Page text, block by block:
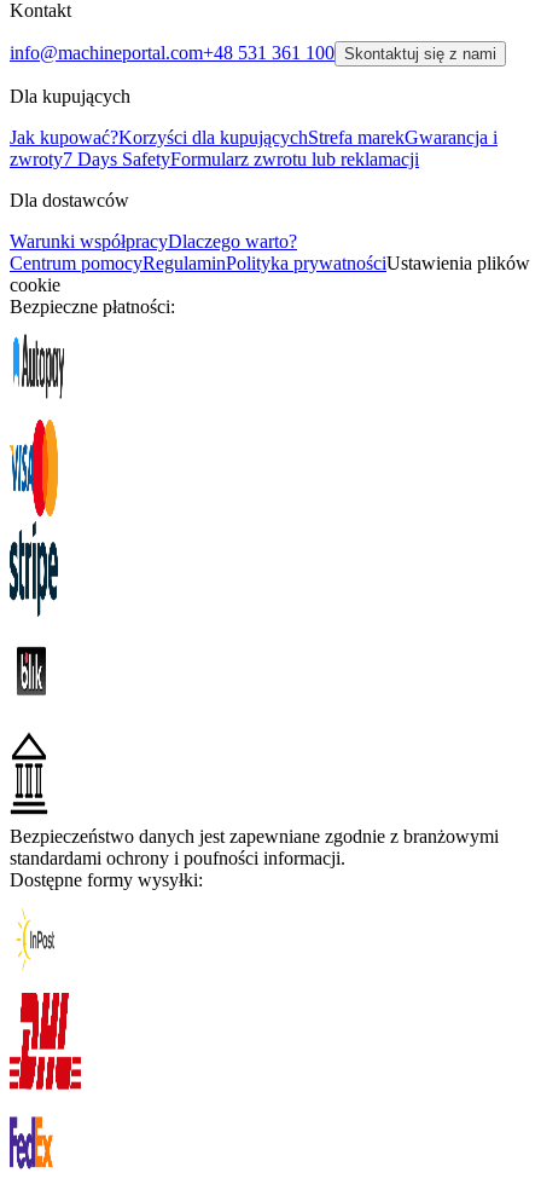
Kontakt
info@machineportal.com+48 531 361 100 Skontaktuj się z nami
Dla kupujących
Jak kupować?Korzyści dla kupującychStrefa marekGwarancja i
zwroty7 Days SafetyFormularz zwrotu lub reklamacji
Dla dostawców
Warunki współpracyDlaczego warto?
Centrum pomocyRegulaminPolityka prywatnościUstawienia plików
cookie
Bezpieczne płatności:
Bezpieczeństwo danych jest zapewniane zgodnie z branżowymi
standardami ochrony i poufności informacji.
Dostępne formy wysyłki: